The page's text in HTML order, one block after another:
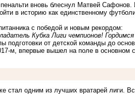
вновь блеснул Матвей Сафонов.
в историю как единственному
с победой и новым рекордом:
Кубка Лиги чемпионов!
от детской команды до
м, впервые вышел на поле в основном
стал одним из лучших вратарей лиги.